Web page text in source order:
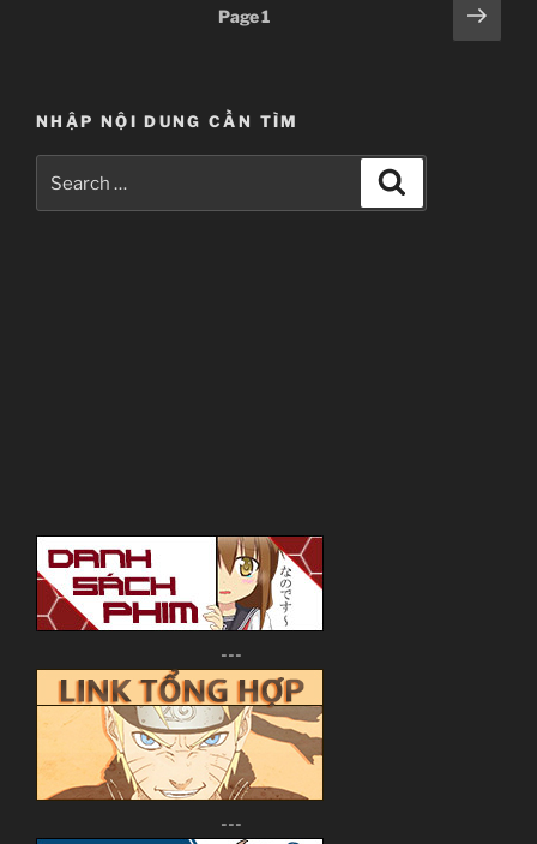
Page1
Next
page
NHẬP NỘI DUNG CẦN TÌM
for:
---
---